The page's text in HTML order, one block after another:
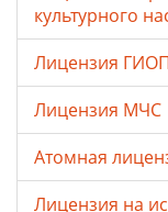
культурного
Лицензия ГИОП
Лицензия МЧС
Атомная
Лицензия на